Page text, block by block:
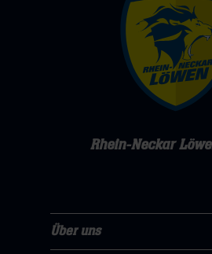
Rhein-Neckar
Über uns